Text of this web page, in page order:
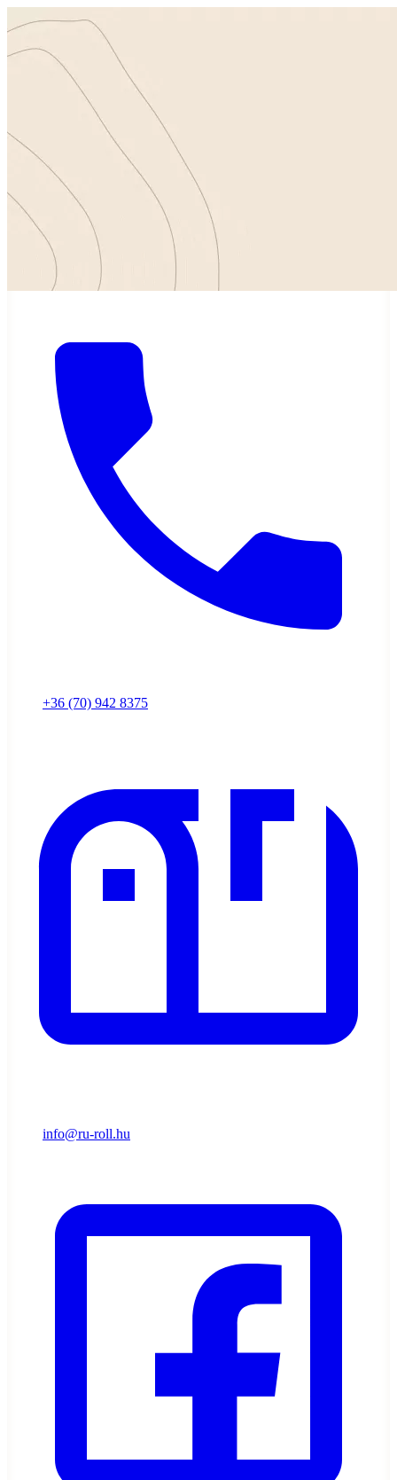
+36 (70) 942 8375
info@ru-roll.hu